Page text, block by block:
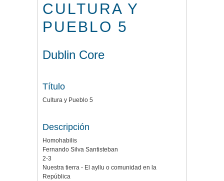
CULTURA Y
PUEBLO 5
Dublin Core
Título
Cultura y Pueblo 5
Descripción
Homohabilis
Fernando Silva Santisteban
2-3
Nuestra tierra - El ayllu o comunidad en la
República